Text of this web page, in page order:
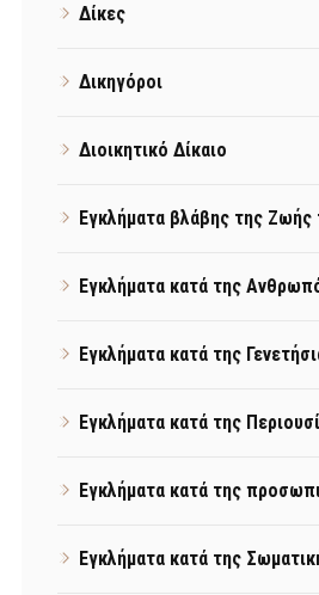
Δίκες
Δικηγόροι
Διοικητικό Δίκαιο
Εγκλήματα βλάβης της
Εγκλήματα κατά της
Εγκλήματα κατά της
Εγκλήματα κατά της
Εγκλήματα κατά της
Εγκλήματα κατά της